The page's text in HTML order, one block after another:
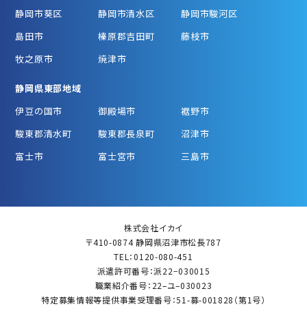
静岡市葵区
静岡市清水区
静岡市駿河区
島田市
榛原郡吉田町
藤枝市
牧之原市
焼津市
静岡県東部地域
伊豆の国市
御殿場市
裾野市
駿東郡清水町
駿東郡長泉町
沼津市
富士市
富士宮市 三島市
株式会社イカイ
〒410-0874 静岡県沼津市松長787
TEL：0120-080-451
派遣許可番号：派22−030015
職業紹介番号：22–ユ–030023
特定募集情報等提供事業受理番号：51-募-001828（第1号）